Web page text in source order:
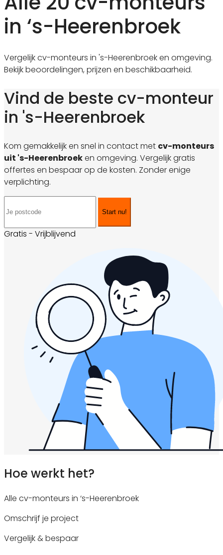
in ‘s-Heerenbroek
Vergelijk cv-monteurs in 's-Heerenbroek en omgeving.
Bekijk beoordelingen, prijzen en beschikbaarheid.
Vind de beste cv-monteur
in 's-Heerenbroek
Kom gemakkelijk en snel in contact met cv-monteurs
uit 's-Heerenbroeken omgeving. Vergelijk gratis
offertes en bespaar op de kosten. Zonder enige
verplichting.
Start nu!
Gratis - Vrijblijvend
Hoe werkt het?
Alle cv-monteurs in ‘s-Heerenbroek
Omschrijf je project
Vergelijk & bespaar